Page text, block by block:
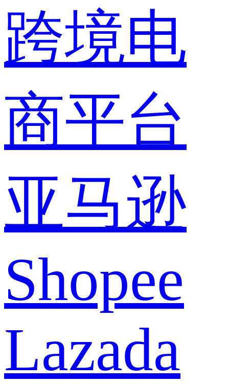
跨境电
商平台
亚马逊
Shopee
Lazada